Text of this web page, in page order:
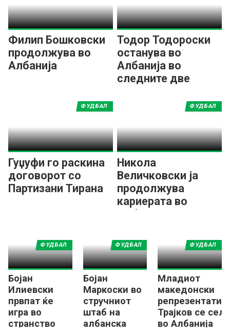
Филип Бошковски
продолжува во
Албанија
Тодор Тодороски
останува во
Албанија во
следните две
Гуџуфи го раскина
договорот со
Партизани Тирана
ФУДБАЛ
Никола
Величковски ја
продолжува
кариерата во
Албанија
ФУДБАЛ
Бојан
Илиевски
првпат ќе
игра во
странство
ФУДБАЛ
Бојан
Маркоски во
стручниот
штаб на
албанска
ФУДБАЛ
Младиот
македонски
Трајков се
во Албанија
ФУДБАЛ